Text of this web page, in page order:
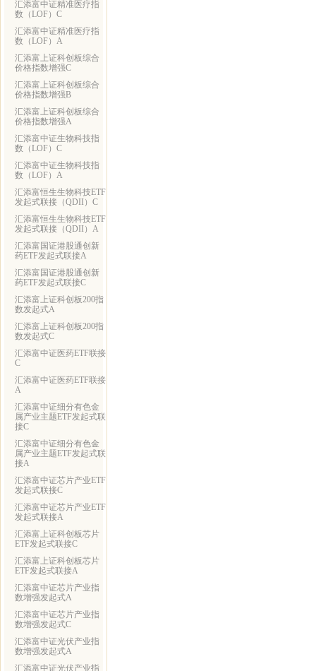
汇添富中证精准医疗指
数（LOF）C
汇添富中证精准医疗指
数（LOF）A
汇添富上证科创板综合
价格指数增强C
汇添富上证科创板综合
价格指数增强B
汇添富上证科创板综合
价格指数增强A
汇添富中证生物科技指
数（LOF）C
汇添富中证生物科技指
数（LOF）A
汇添富恒生生物科技ETF
发起式联接（QDII）C
汇添富恒生生物科技ETF
发起式联接（QDII）A
汇添富国证港股通创新
药ETF发起式联接A
汇添富国证港股通创新
药ETF发起式联接C
汇添富上证科创板200指
数发起式A
汇添富上证科创板200指
数发起式C
汇添富中证医药ETF联接
C
汇添富中证医药ETF联接
A
汇添富中证细分有色金
属产业主题ETF发起式联
接C
汇添富中证细分有色金
属产业主题ETF发起式联
接A
汇添富中证芯片产业ETF
发起式联接C
汇添富中证芯片产业ETF
发起式联接A
汇添富上证科创板芯片
ETF发起式联接C
汇添富上证科创板芯片
ETF发起式联接A
汇添富中证芯片产业指
数增强发起式A
汇添富中证芯片产业指
数增强发起式C
汇添富中证光伏产业指
数增强发起式A
汇添富中证光伏产业指